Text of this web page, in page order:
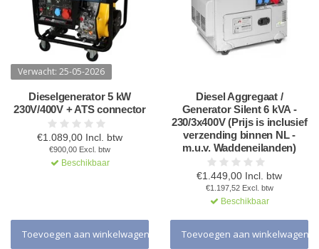
Verwacht: 25-05-2026
Dieselgenerator 5 kW
230V/400V + ATS connector
€1.089,00 Incl. btw
€900,00 Excl. btw
Beschikbaar
Toevoegen aan winkelwagen
Diesel Aggregaat /
Generator Silent 6 kVA -
230/3x400V (Prijs is inclusief
verzending binnen NL -
m.u.v. Waddeneilanden)
€1.449,00 Incl. btw
€1.197,52 Excl. btw
Beschikbaar
Toevoegen aan winkelwagen